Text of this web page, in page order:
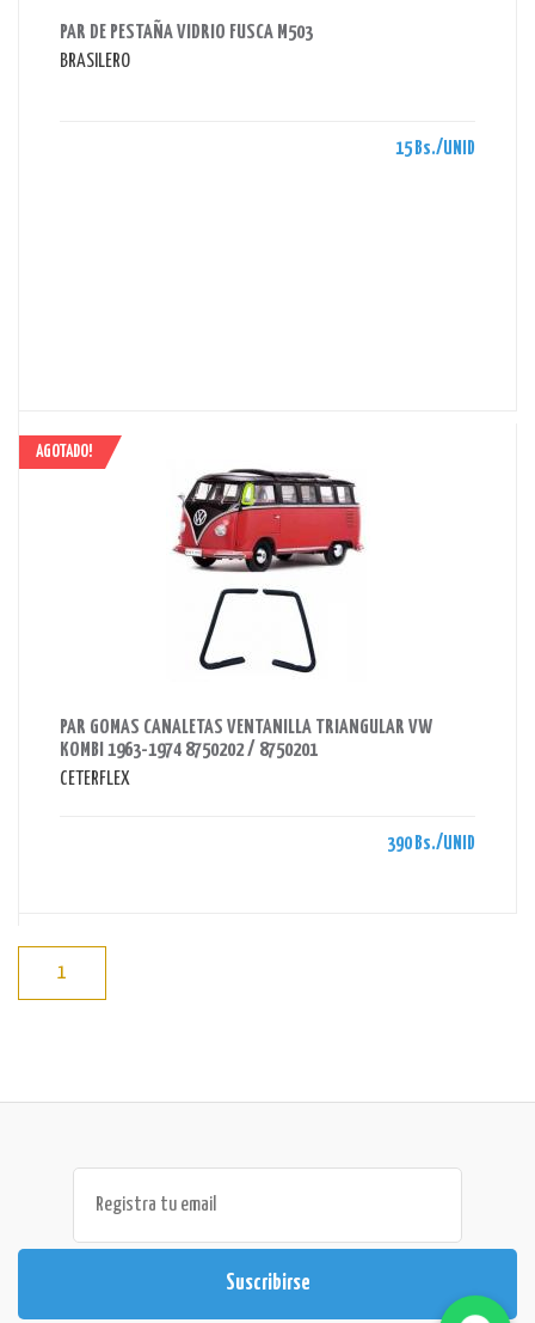
PAR DE PESTAÑA VIDRIO FUSCA M503
BRASILERO
15 Bs./UNID
AGOTADO!
PAR GOMAS CANALETAS VENTANILLA TRIANGULAR VW
KOMBI 1963-1974 8750202 / 8750201
CETERFLEX
390 Bs./UNID
1
Suscribirse